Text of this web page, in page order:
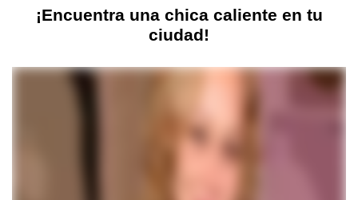
¡Encuentra una chica caliente en tu
ciudad!